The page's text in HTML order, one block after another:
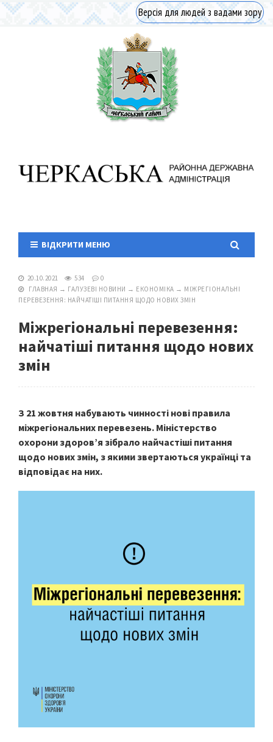
Версія для людей з вадами зору
ВІДКРИТИ МЕНЮ
20.10.2021 534
0
ГЛАВНАЯ → ГАЛУЗЕВІ НОВИНИ → ЕКОНОМІКА → МІЖРЕГІОНАЛЬНІ
ПЕРЕВЕЗЕННЯ: НАЙЧАТІШІ ПИТАННЯ ЩОДО НОВИХ ЗМІН
Міжрегіональні перевезення:
найчатіші питання щодо нових
змін
З 21 жовтня набувають чинності нові правила
міжрегіональних перевезень. Міністерство
охорони здоров’я зібрало найчастіші питання
щодо нових змін, з якими звертаються українці та
відповідає на них.